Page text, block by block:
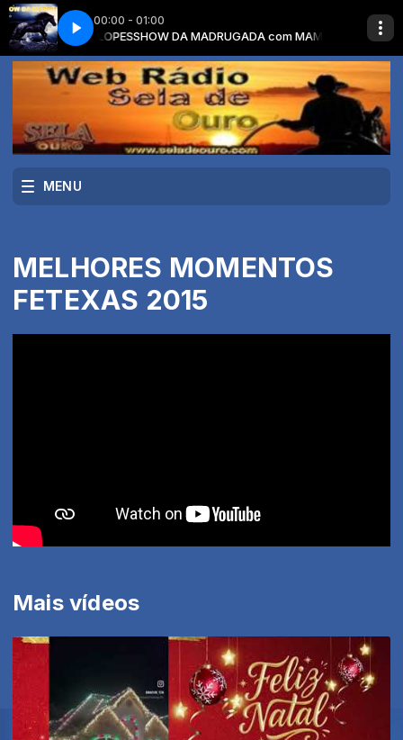
00:00 - 01:00
com MAMEDE LOPESSHOW DA MADRUGADA com MAMEDE LOPES
à Luz de Velas (áudio)Thiago Carvalho Eduardo Costa Chorando
MENU
MELHORES MOMENTOS
FETEXAS 2015
Mais vídeos